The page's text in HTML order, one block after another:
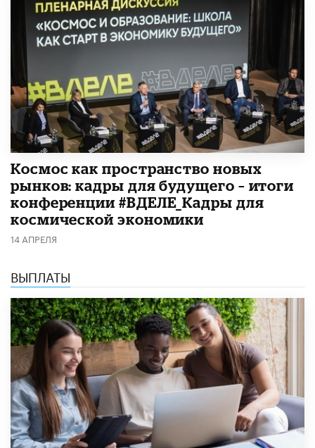
Космос как пространство новых
рынков: кадры для будущего – итоги
конференции #ВДЕЛЕ_Кадры для
космической экономики
14 АПРЕЛЯ
ВЫПЛАТЫ